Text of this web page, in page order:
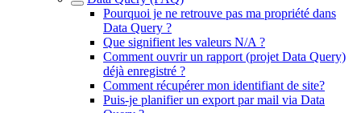
Pourquoi je ne retrouve pas ma propriété dans
Data Query ?
Que signifient les valeurs N/A ?
Comment ouvrir un rapport (projet Data Query)
déjà enregistré ?
Comment récupérer mon identifiant de site?
Puis-je planifier un export par mail via Data